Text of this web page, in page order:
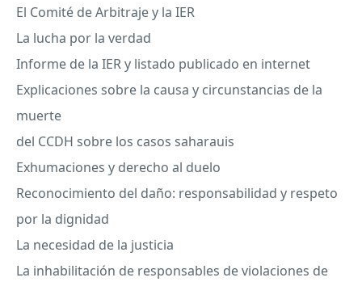
El Comité de Arbitraje y la IER
La lucha por la verdad
Informe de la IERy listado publicado en internet
Explicaciones sobre la causa y circunstancias de la
muerte
del CCDH sobre los casos saharauis
Exhumaciones y derecho al duelo
Reconocimiento del daño: responsabilidad y respeto
por la dignidad
La necesidad de la justicia
La inhabilitación de responsables de violaciones de